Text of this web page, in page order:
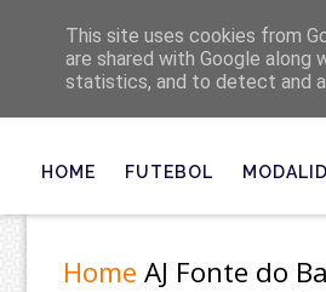
Últimas
HOME FUTEBOL
Home AJ Fonte do
This site uses cookies from
are shared with Google
statistics, and to detect and